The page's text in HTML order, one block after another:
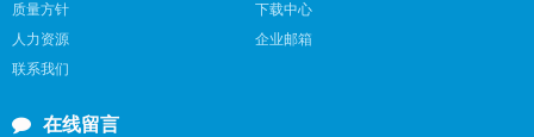
质量方针
人力资源
联系我们
下载中心
企业邮箱
 在线留言